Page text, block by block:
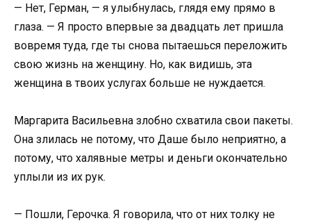
— Нет, Герман, — я улыбнулась, глядя ему прямо в
глаза. — Я просто впервые за двадцать лет пришла
вовремя туда, где ты снова пытаешься переложить
свою жизнь на женщину. Но, как видишь, эта
женщина в твоих услугах больше не нуждается.
Маргарита Васильевна злобно схватила свои пакеты.
Она злилась не потому, что Даше было неприятно, а
потому, что халявные метры и деньги окончательно
уплыли из их рук.
— Пошли, Герочка. Я говорила, что от них толку не